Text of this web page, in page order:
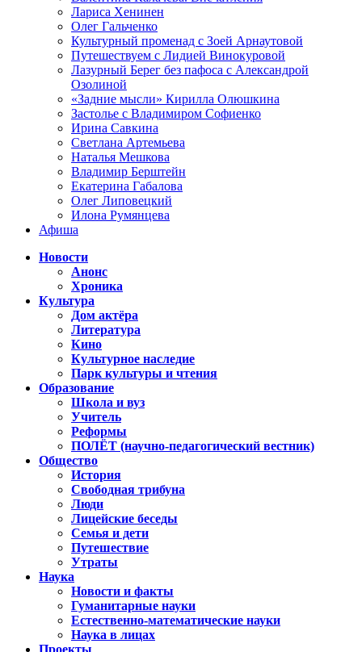
Лариса Хенинен
Олег Гальченко
Культурный променад с Зоей Арнаутовой
Путешествуем с Лидией Винокуровой
Лазурный Берег без пафоса с Александрой
Озолиной
«Задние мысли» Кирилла Олюшкина
Застолье с Владимиром Софиенко
Ирина Савкина
Светлана Артемьева
Наталья Мешкова
Владимир Берштейн
Екатерина Габалова
Олег Липовецкий
Илона Румянцева
Афиша
Новости
Анонс
Хроника
Культура
Дом актёра
Литература
Кино
Культурное наследие
Парк культуры и чтения
Образование
Школа и вуз
Учитель
Реформы
ПОЛЁТ (научно-педагогический вестник)
Общество
История
Свободная трибуна
Люди
Лицейские беседы
Семья и дети
Путешествие
Утраты
Наука
Новости и факты
Гуманитарные науки
Естественно-математические науки
Наука в лицах